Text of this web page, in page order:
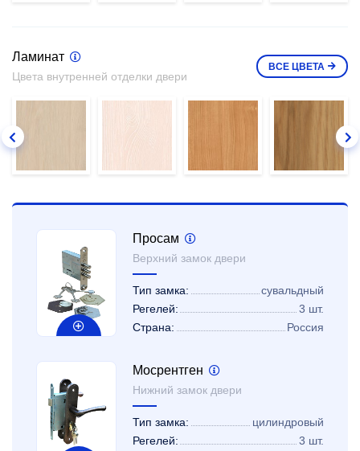
Ламинат
Цвета внутренней отделки двери
ВСЕ ЦВЕТА
Просам
Верхний замок двери
Тип замка:
сувальдный
Регелей:
3 шт.
Страна:
Россия
Мосрентген
Нижний замок двери
Тип замка:
цилиндровый
Регелей:
3 шт.